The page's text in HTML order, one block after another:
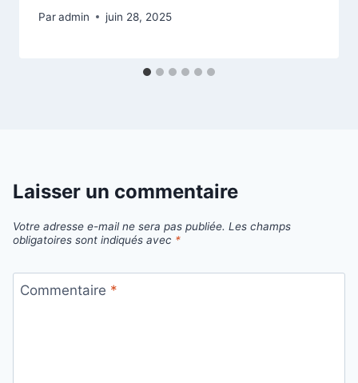
Paradmin juin 28, 2025
Laisser un commentaire
Votre adresse e-mail ne sera pas publiée. Les champs
obligatoires sont indiqués avec *
Commentaire *